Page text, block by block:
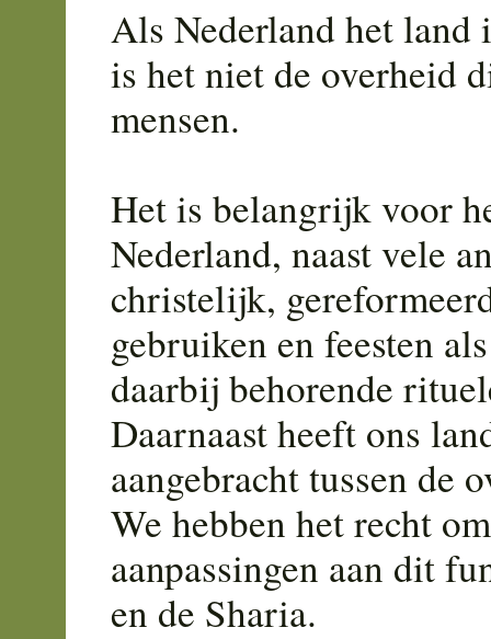
Als Nederland het land
is het niet de overheid
mensen.
Het is belangrijk voor
Nederland, naast vele
christelijk,
gebruiken en feesten
daarbij behorende
Daarnaast heeft ons
aangebracht tussen de
We hebben het recht
aanpassingen aan dit
en de Sharia.